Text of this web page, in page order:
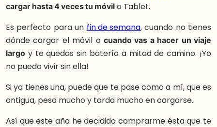
cargar hasta 4 veces tu móvilo Tablet.
Es perfecto para un fin de semana, cuando no tienes
dónde cargar el móvil o cuando vas a hacer un viaje
largo y te quedas sin batería a mitad de camino. ¡Yo
no puedo vivir sin ella!
Si ya tienes una, puede que te pase como a mí, que es
antigua, pesa mucho y tarda mucho en cargarse.
Así que este año he decidido comprarme ésta que te